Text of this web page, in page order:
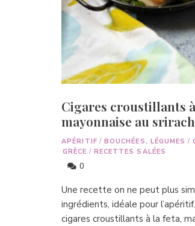
Cigares croustillants
mayonnaise au
APÉRITIF / BOUCHÉES, LÉGUMES /
GRÈCE / RECETTES SALÉES
0
Une recette on ne peut plus
ingrédients, idéale pour
cigares croustillants à la feta,